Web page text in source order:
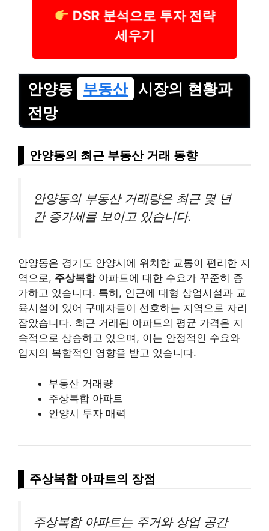
DSR 분석으로 투자 전략
세우기
안양동 부동산
시장의 현황과
전망
안양동의 최근 부동산 거래 동향
안양동의 부동산 거래량은 최근 몇 년
간 증가세를 보이고 있습니다.
안양동은 경기도 안양시에 위치한 교통이 편리한 지
역으로, 주상복합아파트에 대한 수요가 꾸준히 증
가하고 있습니다. 특히, 인근에 대형 상업시설과 교
육시설이 있어 구매자들이 선호하는 지역으로 자리
잡았습니다. 최근 거래된 아파트의 평균 가격은 지
속적으로 상승하고 있으며, 이는 안정적인 수요와
입지의 복합적인 영향을 받고 있습니다.
부동산 거래량
주상복합 아파트
안양시 투자 매력
주상복합 아파트의 장점
주상복합 아파트는 주거와 상업 공간